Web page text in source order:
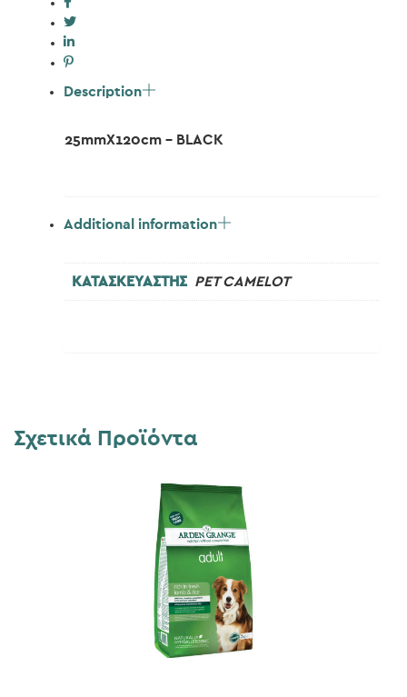
Description
25mmX120cm – BLACK
Additional information
ΚΑΤΑΣΚΕΥΑΣΤΗΣ PET CAMELOT
Σχετικά Προϊόντα